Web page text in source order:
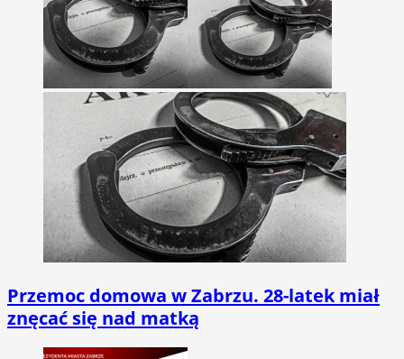
Przemoc domowa w Zabrzu. 28-latek miał
znęcać się nad matką